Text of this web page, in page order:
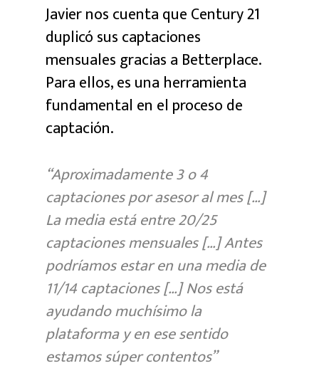
Javier nos cuenta que Century 21
duplicó sus captaciones
mensuales gracias a Betterplace.
Para ellos, es una herramienta
fundamental en el proceso de
captación.
“Aproximadamente 3 o 4
captaciones por asesor al mes […]
La media está entre 20/25
captaciones mensuales […] Antes
podríamos estar en una media de
11/14 captaciones […] Nos está
ayudando muchísimo la
plataforma y en ese sentido
estamos súper contentos”